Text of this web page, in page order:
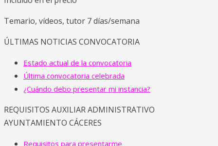
Temario, vídeos, tutor 7 días/semana​
ÚLTIMAS NOTICIAS CONVOCATORIA
Estado actual de la convocatoria
Última convocatoria celebrada
¿Cuándo debo presentar mi instancia?
REQUISITOS AUXILIAR ADMINISTRATIVO
AYUNTAMIENTO CÁCERES
Requisitos para presentarme